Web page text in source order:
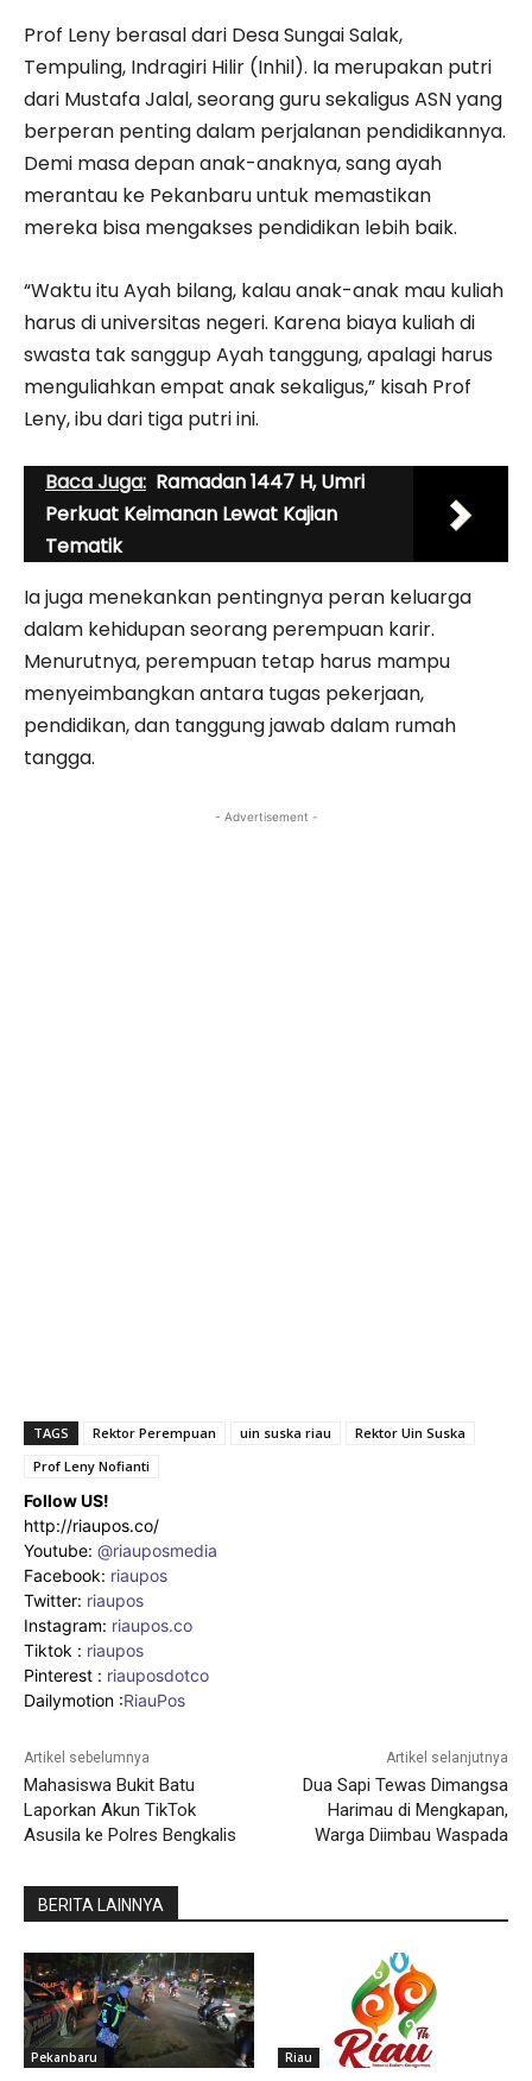
Prof Leny berasal dari Desa Sungai Salak,
Tempuling, Indragiri Hilir (Inhil). Ia merupakan putri
dari Mustafa Jalal, seorang guru sekaligus ASN yang
berperan penting dalam perjalanan pendidikannya.
Demi masa depan anak-anaknya, sang ayah
merantau ke Pekanbaru untuk memastikan
mereka bisa mengakses pendidikan lebih baik.
“Waktu itu Ayah bilang, kalau anak-anak mau kuliah
harus di universitas negeri. Karena biaya kuliah di
swasta tak sanggup Ayah tanggung, apalagi harus
menguliahkan empat anak sekaligus,” kisah Prof
Leny, ibu dari tiga putri ini.
Baca Juga: Ramadan 1447 H, Umri
Perkuat Keimanan Lewat Kajian
Tematik
Ia juga menekankan pentingnya peran keluarga
dalam kehidupan seorang perempuan karir.
Menurutnya, perempuan tetap harus mampu
menyeimbangkan antara tugas pekerjaan,
pendidikan, dan tanggung jawab dalam rumah
tangga.
- Advertisement -
TAGS Rektor Perempuan uin suska riau
Rektor Uin Suska
Prof Leny Nofianti
Follow US!
http://riaupos.co/
Youtube: @riauposmedia
Facebook: riaupos
Twitter: riaupos
Instagram: riaupos.co
Tiktok : riaupos
Pinterest : riauposdotco
Dailymotion :RiauPos
Artikel sebelumnya
Mahasiswa Bukit Batu
Laporkan Akun TikTok
Asusila ke Polres Bengkalis
Artikel selanjutnya
Dua Sapi Tewas Dimangsa
Harimau di Mengkapan,
Warga Diimbau Waspada
BERITA LAINNYA
Pekanbaru Riau